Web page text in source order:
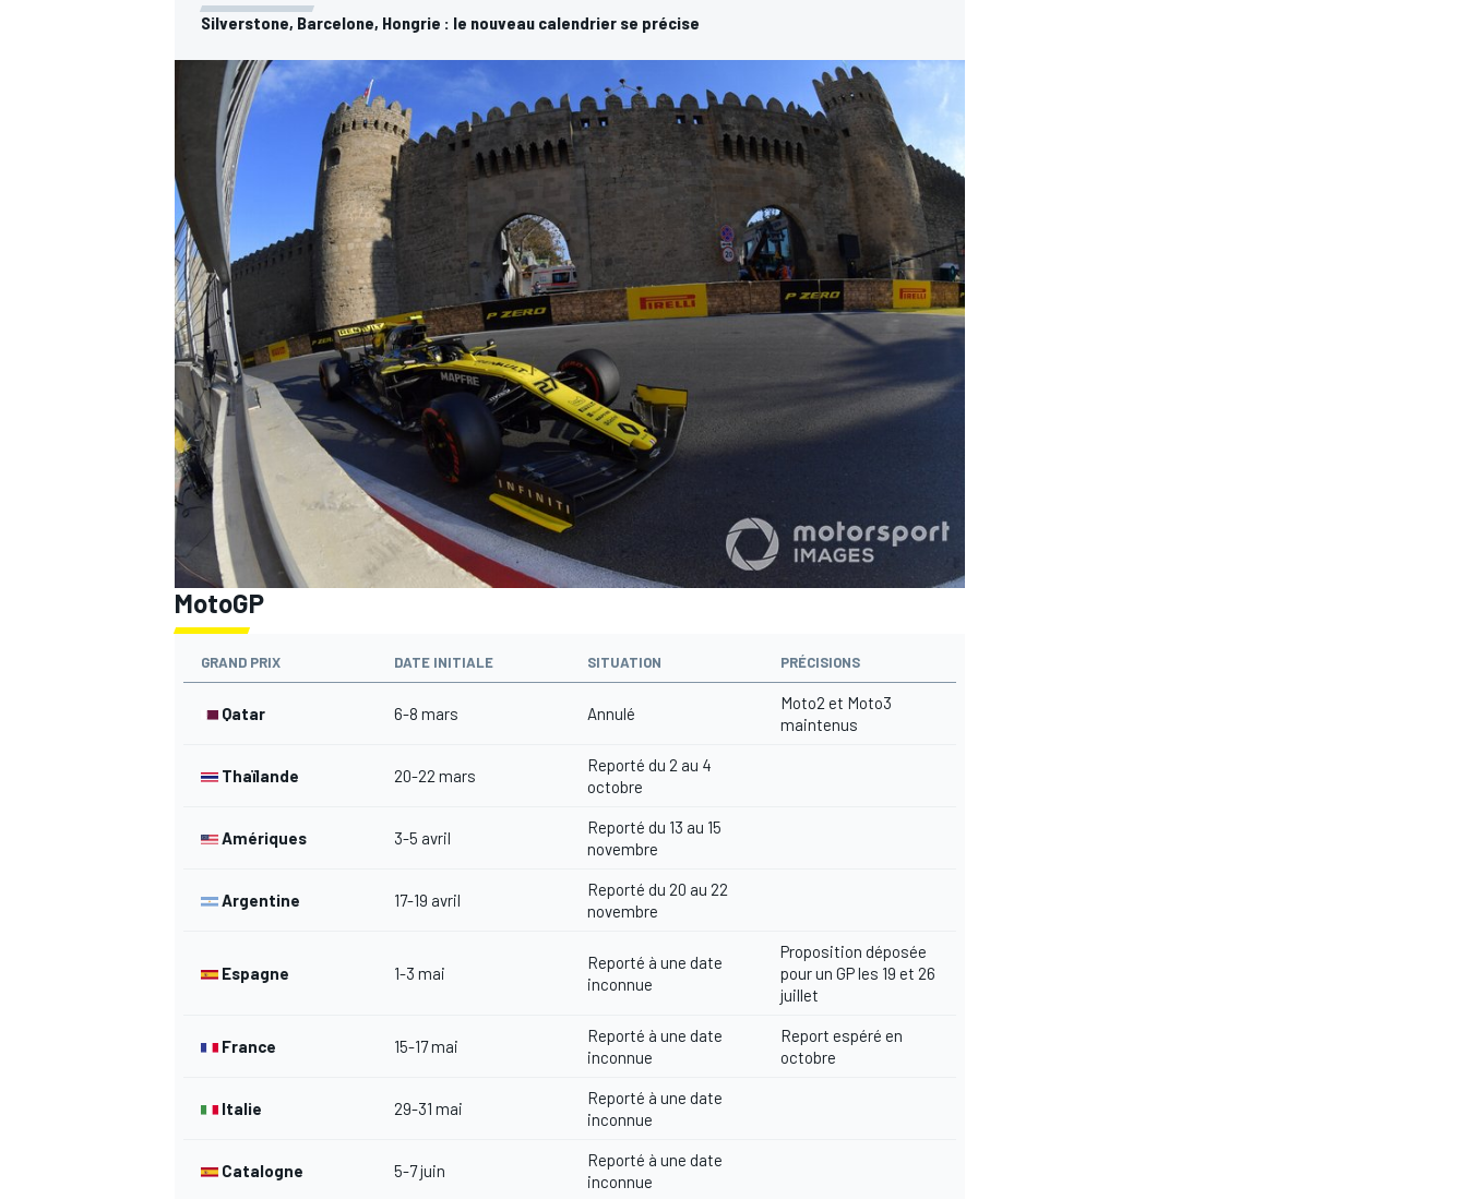
Silverstone, Barcelone, Hongrie : le nouveau calendrier se précise
MotoGP
GRAND PRIX DATE INITIALE SITUATION PRÉCISIONS
Qatar 6-8 mars Annulé
Moto2 et Moto3
maintenus
Thaïlande 20-22 mars
Reporté du 2 au 4
octobre
Amériques 3-5 avril
Reporté du 13 au 15
novembre
Argentine 17-19 avril
Reporté du 20 au 22
novembre
Espagne 1-3 mai
Reporté à une date
inconnue
Proposition déposée
pour un GP les 19 et 26
juillet
France 15-17 mai
Reporté à une date
inconnue
Report espéré en
octobre
Italie 29-31 mai
Reporté à une date
inconnue
Catalogne 5-7 juin
Reporté à une date
inconnue